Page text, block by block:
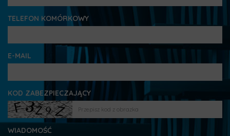
TELEFON KOMÓRKOWY
E-MAIL
KOD ZABEZPIECZAJĄCY
WIADOMOŚĆ